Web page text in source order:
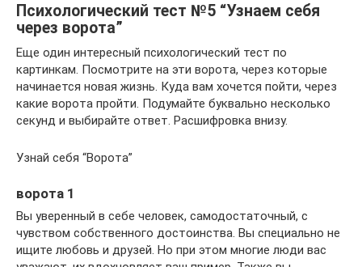
Психологический тест №5 “Узнаем себя
через ворота”
Еще один интересный психологический тест по
картинкам. Посмотрите на эти ворота, через которые
начинается новая жизнь. Куда вам хочется пойти, через
какие ворота пройти. Подумайте буквально несколько
секунд и выбирайте ответ. Расшифровка внизу.
Узнай себя “Ворота”
ворота 1
Вы уверенный в себе человек, самодостаточный, с
чувством собственного достоинства. Вы специально не
ищите любовь и друзей. Но при этом многие люди вас